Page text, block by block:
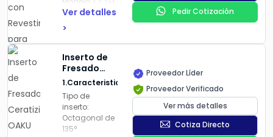
Filos de corte:
utilizables.
Sentido de
avance:
Derecho (R).
Norma:
2.Ventajas
sobre la
competencia:
endurecido
(H)
Número de
filos de corte:
Forma:
Romboidal de
55°
Acero
Fundición y
Aleaciones
No Férricas
calidad:
Geometría:
CCGT (forma
cuadrada, filo
positivo,
rompevirutas
FN)
Tipo de
Ver detalles
>
Pedir Cotización
Inserto de
Fresado
Ceratizit
OAKU
060508SR-
M50
CTCP230
Ceratizit
1.Caracteristicas
Tipo de
inserto:
Octagonal de
135°
Proveedor Líder
Proveedor Verificado
Ver más detalles
Cotiza Directo